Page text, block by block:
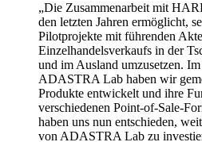
„Die Zusammenarbeit mit
den letzten Jahren ermöglicht,
Pilotprojekte mit führenden
Einzelhandelsverkaufs in der
und im Ausland umzusetzen.
ADASTRA Lab haben wir
Produkte entwickelt und ihre
verschiedenen Point-of-Sale-
haben uns nun entschieden,
von ADASTRA Lab zu